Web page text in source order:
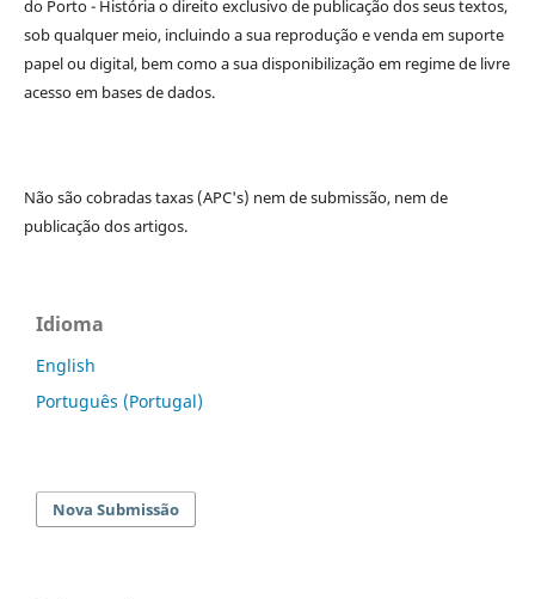
do Porto - Históriao direito exclusivo de publicação dos seus textos,
sob qualquer meio, incluindo a sua reprodução e venda em suporte
papel ou digital, bem como a sua disponibilização em regime de livre
acesso em bases de dados.
Não são cobradas taxas (APC's) nem de submissão, nem de
publicação dos artigos.
Idioma
English
Português (Portugal)
Nova Submissão